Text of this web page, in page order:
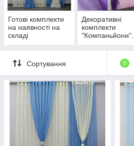
Готові комплекти
на наявності на
складі
Декоративні
комплекти
"Компаньйони".
наявності на
Сортування 0